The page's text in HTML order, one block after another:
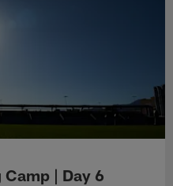
| Day 6